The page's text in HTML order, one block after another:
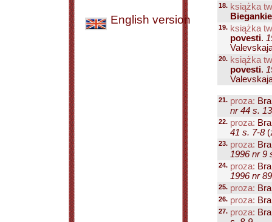
English version
18. książka
19. książka
povesti.
20. książka
povesti.
21. proza:
nr 44 s. 13
22. proza:
41 s. 7-8
23. proza:
1996 nr 9
24. proza:
1996 nr
25. proza:
26. proza:
27. proza: